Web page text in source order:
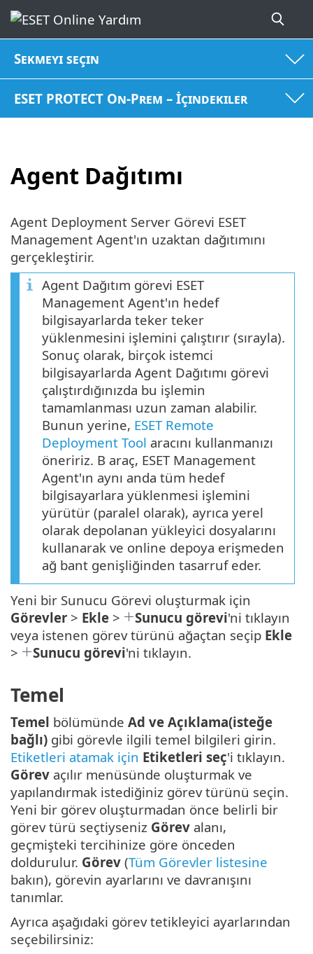
Sekmeyi seçin
ESET PROTECT On-Prem – İçindekiler
Agent Dağıtımı
Agent Deployment Server Görevi ESET
Management Agent'ın uzaktan dağıtımını
gerçekleştirir.
Agent Dağıtım görevi ESET
Management Agent'ın hedef
bilgisayarlarda teker teker
yüklenmesini işlemini çalıştırır (sırayla).
Sonuç olarak, birçok istemci
bilgisayarlarda Agent Dağıtımı görevi
çalıştırdığınızda bu işlemin
tamamlanması uzun zaman alabilir.
Bunun yerine, ESET Remote
Deployment Tool aracını kullanmanızı
öneririz. B araç, ESET Management
Agent'ın aynı anda tüm hedef
bilgisayarlara yüklenmesi işlemini
yürütür (paralel olarak), ayrıca yerel
olarak depolanan yükleyici dosyalarını
kullanarak ve online depoya erişmeden
ağ bant genişliğinden tasarruf eder.
Yeni bir Sunucu Görevi oluşturmak için
Görevler > Ekle > Sunucu görevi'ni tıklayın
veya istenen görev türünü ağaçtan seçip Ekle
>
Sunucu görevi'ni tıklayın.
Temel
Temel bölümünde Ad ve Açıklama(isteğe
bağlı) gibi görevle ilgili temel bilgileri girin.
Etiketleri atamak için Etiketleri seç'i tıklayın.
Görev açılır menüsünde oluşturmak ve
yapılandırmak istediğiniz görev türünü seçin.
Yeni bir görev oluşturmadan önce belirli bir
görev türü seçtiyseniz Görev alanı,
geçmişteki tercihinize göre önceden
doldurulur. Görev (Tüm Görevler listesine
bakın), görevin ayarlarını ve davranışını
tanımlar.
Ayrıca aşağıdaki görev tetikleyici ayarlarından
seçebilirsiniz: